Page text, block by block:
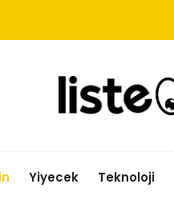
Yiyecek Teknoloji